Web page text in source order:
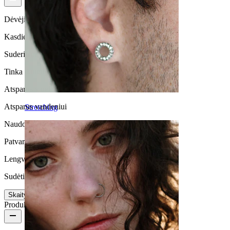
Stretching
Dėvėjimo dažnumas
Kasdienio naudojimo
Suderinamumas su oda
Tinka daugumos tipų odai
Atsparus vandeniui
Atsparus vandeniui
Naudojimo trukmė
Patvarus
Lengva naudoti
Sudėtingas
Skaityti daugiau
Produkto informacija